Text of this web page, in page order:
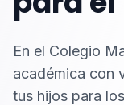
En el Colegio
académica con
tus hijos para